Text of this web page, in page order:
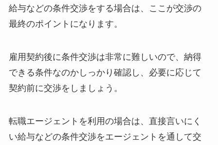
給与などの条件交渉をする場合は、ここが交渉の
最終のポイントになります。
雇用契約後に条件交渉は非常に難しいので、 納得
できる条件なのかしっかり確認し、 必要に応じて
契約前に交渉をしましょう。
転職エージェントを利用の場合は、 直接言いにく
い給与などの条件交渉をエージェントを通して交